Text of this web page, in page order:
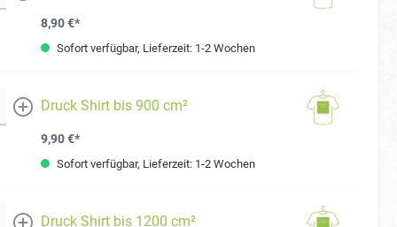
8,90 €*
Sofort verfügbar, Lieferzeit: 1-2 Wochen
mehr
Druck Shirt bis 900 cm²
9,90 €*
Sofort verfügbar, Lieferzeit: 1-2 Wochen
Druck Shirt bis 1200 cm²